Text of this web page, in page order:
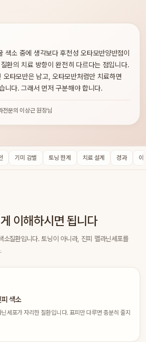
색소 중에 생각보다 후천성 오타모반양반점이
환의 치료 방향이 완전히 다르다는 점입니다.
오타모반은 남고, 오타모반처럼만 치료하면
니다. 그래서 먼저 구분해야 합니다.
전문의 이상근 원장님
기미 감별 토닝 한계 치료 설계 경과 아
이해하시면 됩니다
소질환입니다. 토닝이 아니라, 진피 멜라닌세포를
색소
세포가 자리한 질환입니다. 표피만 다루면 충분히 줄지